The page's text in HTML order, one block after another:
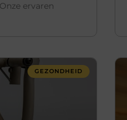
ervaren
GEZONDHEID